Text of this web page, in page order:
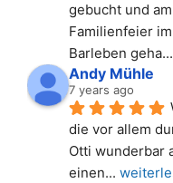
gebucht und
Familienfeier
Barleben geha...
Andy Mühle
7 years ago
die vor allem
Otti wunderbar
einen...